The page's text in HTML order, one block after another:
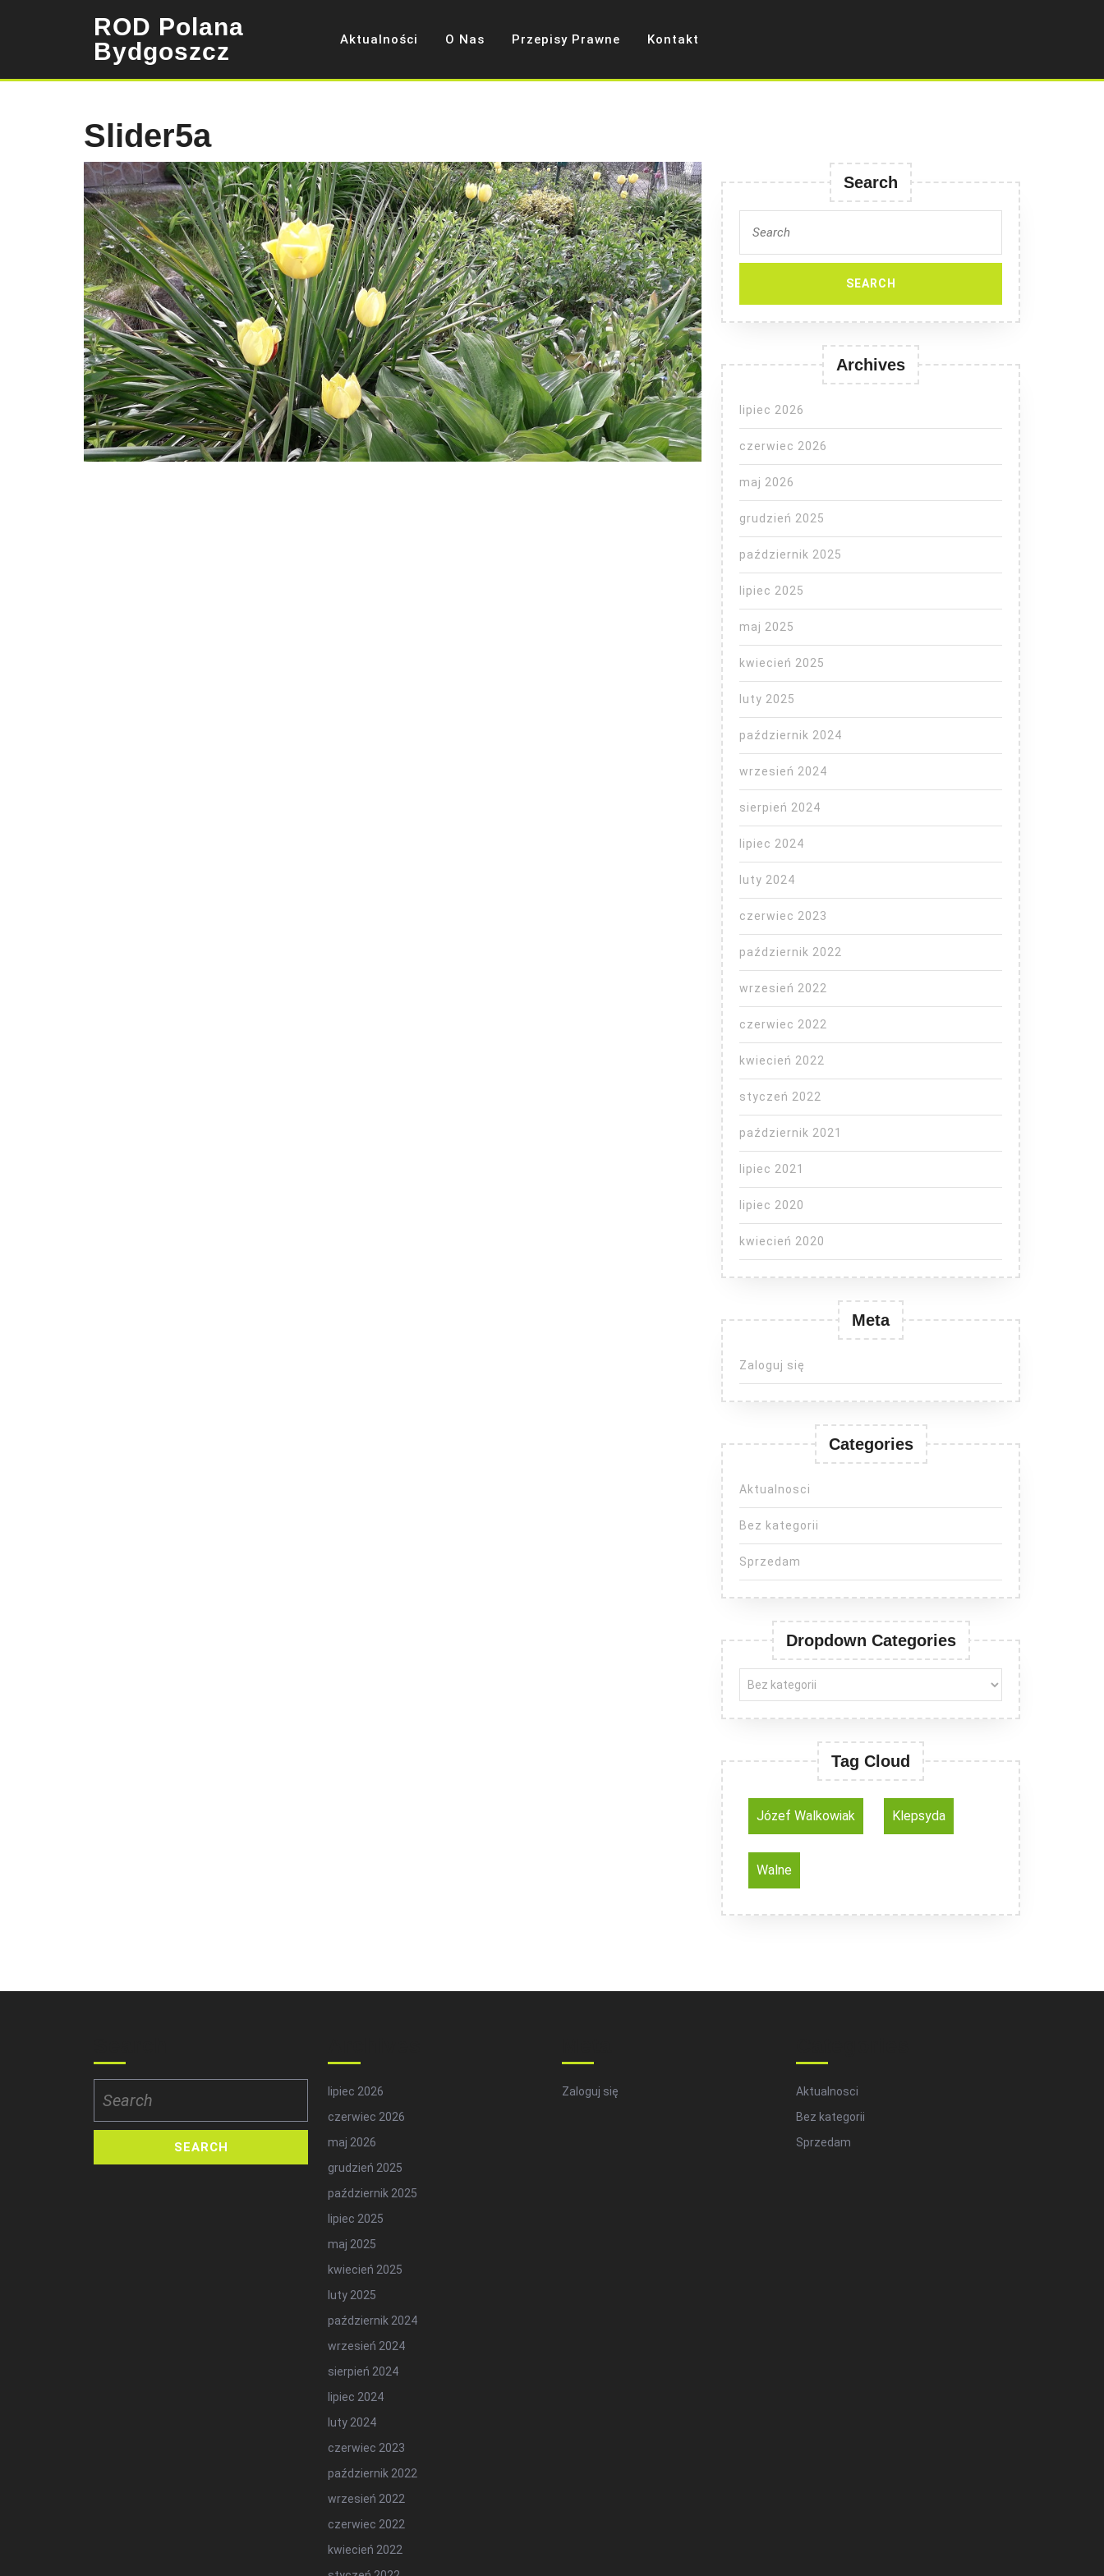
ROD Polana
Bydgoszcz
Aktualności O Nas Przepisy Prawne Kontakt
Slider5a
Search
for:
Archives
lipiec 2026
czerwiec 2026
maj 2026
grudzień 2025
październik 2025
lipiec 2025
maj 2025
kwiecień 2025
luty 2025
październik 2024
wrzesień 2024
sierpień 2024
lipiec 2024
luty 2024
czerwiec 2023
październik 2022
wrzesień 2022
czerwiec 2022
kwiecień 2022
styczeń 2022
październik 2021
lipiec 2021
lipiec 2020
kwiecień 2020
Meta
Zaloguj się
Categories
Aktualnosci
Bez kategorii
Sprzedam
Dropdown Categories
Tag Cloud
Józef Walkowiak Klepsyda
Walne
for:
lipiec 2026
czerwiec 2026
maj 2026
grudzień 2025
październik 2025
lipiec 2025
maj 2025
kwiecień 2025
luty 2025
październik 2024
wrzesień 2024
sierpień 2024
lipiec 2024
luty 2024
czerwiec 2023
październik 2022
wrzesień 2022
czerwiec 2022
kwiecień 2022
Zaloguj się
Aktualnosci
Bez kategorii
Sprzedam